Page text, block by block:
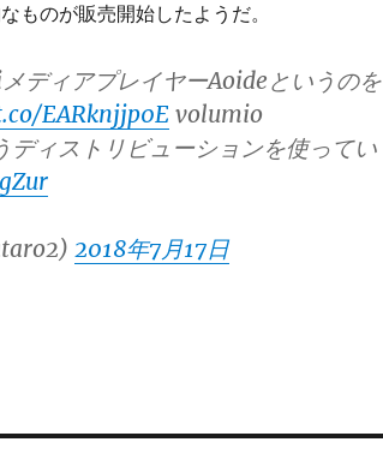
ものが販売開始したようだ。
ディアプレイヤーAoideというのを
EARknjjp0E volumio
ディストリビューションを使ってい
2018年7月17日